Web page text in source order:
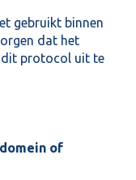
gebruikt binnen
dat het
dit protocol uit te
of